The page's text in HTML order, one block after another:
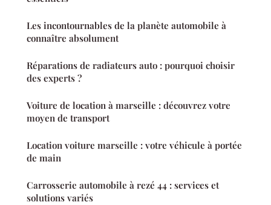
Les incontournables de la planète automobile à
connaître absolument
Réparations de radiateurs auto : pourquoi choisir
des experts ?
Voiture de location à marseille : découvrez votre
moyen de transport
Location voiture marseille : votre véhicule à portée
de main
Carrosserie automobile à rezé 44 : services et
solutions variés